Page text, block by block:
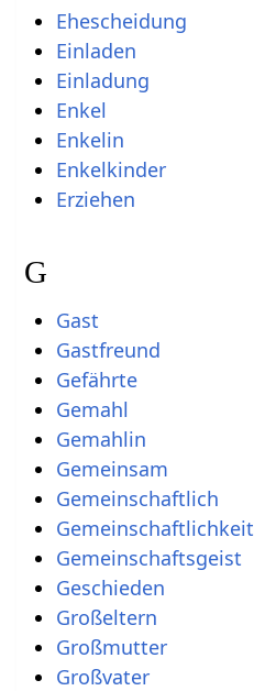
Ehescheidung
Einladen
Einladung
Enkel
Enkelin
Enkelkinder
Erziehen
G
Gast
Gastfreund
Gefährte
Gemahl
Gemahlin
Gemeinsam
Gemeinschaftlich
Gemeinschaftlichkeit
Gemeinschaftsgeist
Geschieden
Großeltern
Großmutter
Großvater